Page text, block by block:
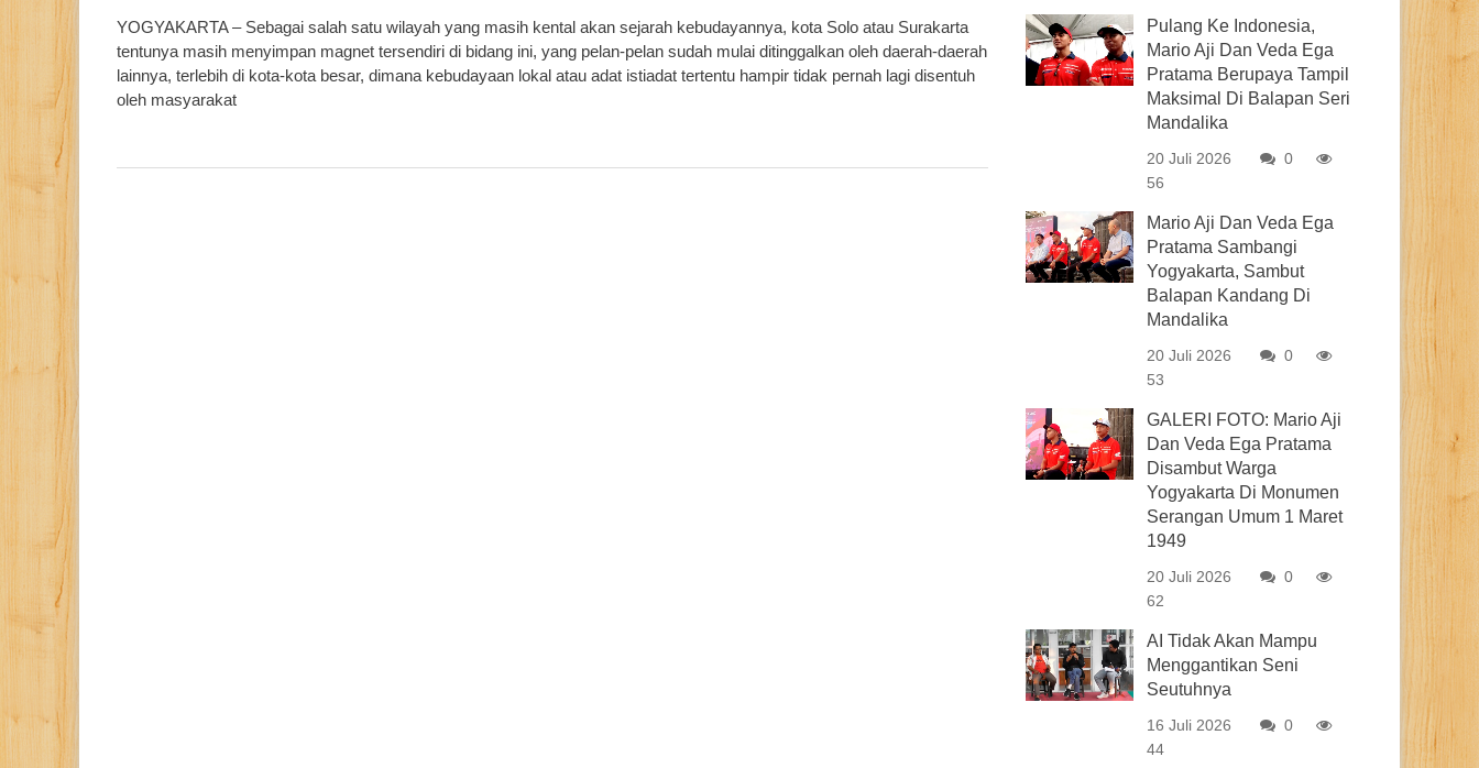
YOGYAKARTA – Sebagai salah satu wilayah yang masih kental akan sejarah kebudayannya, kota Solo atau Surakarta
tentunya masih menyimpan magnet tersendiri di bidang ini, yang pelan-pelan sudah mulai ditinggalkan oleh daerah-daerah
lainnya, terlebih di kota-kota besar, dimana kebudayaan lokal atau adat istiadat tertentu hampir tidak pernah lagi disentuh
oleh masyarakat
Pulang Ke Indonesia,
Mario Aji Dan Veda Ega
Pratama Berupaya Tampil
Maksimal Di Balapan Seri
Mandalika
20 Juli 2026
0
56
Mario Aji Dan Veda Ega
Pratama Sambangi
Yogyakarta, Sambut
Balapan Kandang Di
Mandalika
20 Juli 2026
0
53
GALERI FOTO: Mario Aji
Dan Veda Ega Pratama
Disambut Warga
Yogyakarta Di Monumen
Serangan Umum 1 Maret
1949
20 Juli 2026
0
62
AI Tidak Akan Mampu
Menggantikan Seni
Seutuhnya
16 Juli 2026
0
44